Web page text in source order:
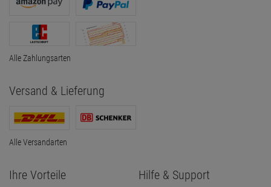
Alle Zahlungsarten
Versand & Lieferung
Alle Versandarten
Ihre Vorteile Hilfe & Support